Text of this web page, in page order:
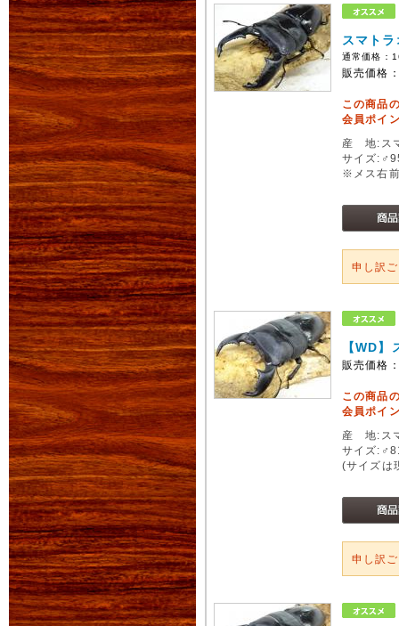
スマト
通常価格：
販売価格
この商品
会員ポイ
産 地:ス
サイズ
※メス右
申し訳
【WD
販売価格
この商品
会員ポイ
産 地:ス
サイズ
(サイズは
申し訳